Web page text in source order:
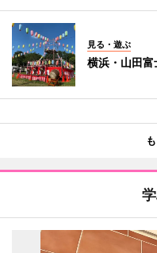
見る・遊ぶ
横浜・山田